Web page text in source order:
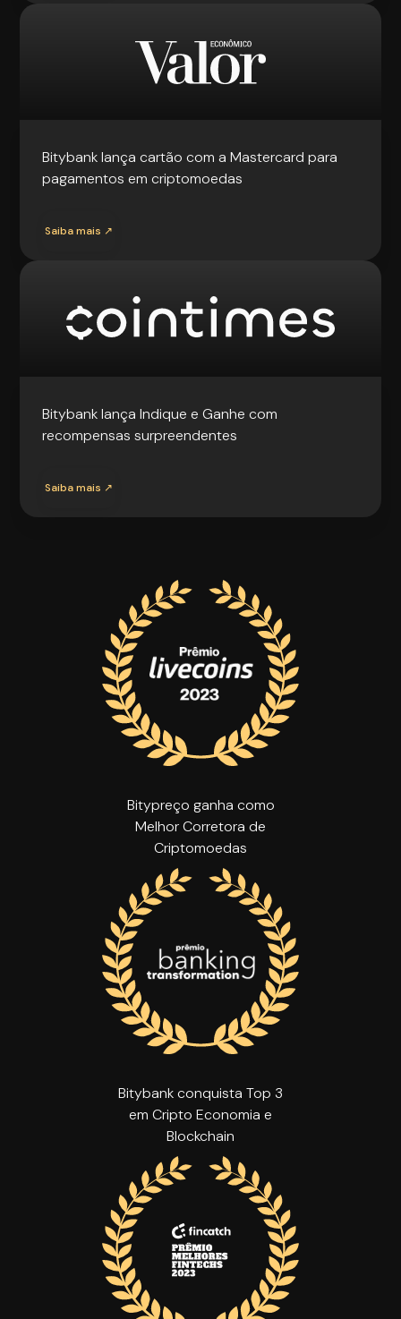
Bitybank lança cartão com a Mastercard para
pagamentos em criptomoedas
Saiba mais ↗
Bitybank lança Indique e Ganhe com
recompensas surpreendentes
Saiba mais ↗
Bitypreço ganha como
Melhor Corretora de
Criptomoedas
Bitybank conquista Top 3
em Cripto Economia e
Blockchain